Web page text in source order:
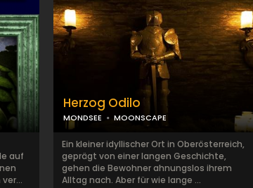
auf
Herzog Odilo
MONDSEE MOONSCAPE
Ein kleiner idyllischer Ort in Oberösterreich,
geprägt von einer langen Geschichte,
gehen die Bewohner ahnungslos ihrem
Alltag nach. Aber für wie lange ...